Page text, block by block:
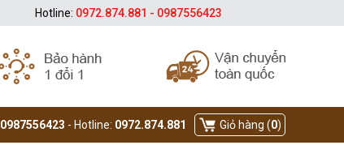
Giỏ hàng (0)
0987556423 - Hotline: 0972.874.881
Hotline: 0972.874.881 - 0987556423